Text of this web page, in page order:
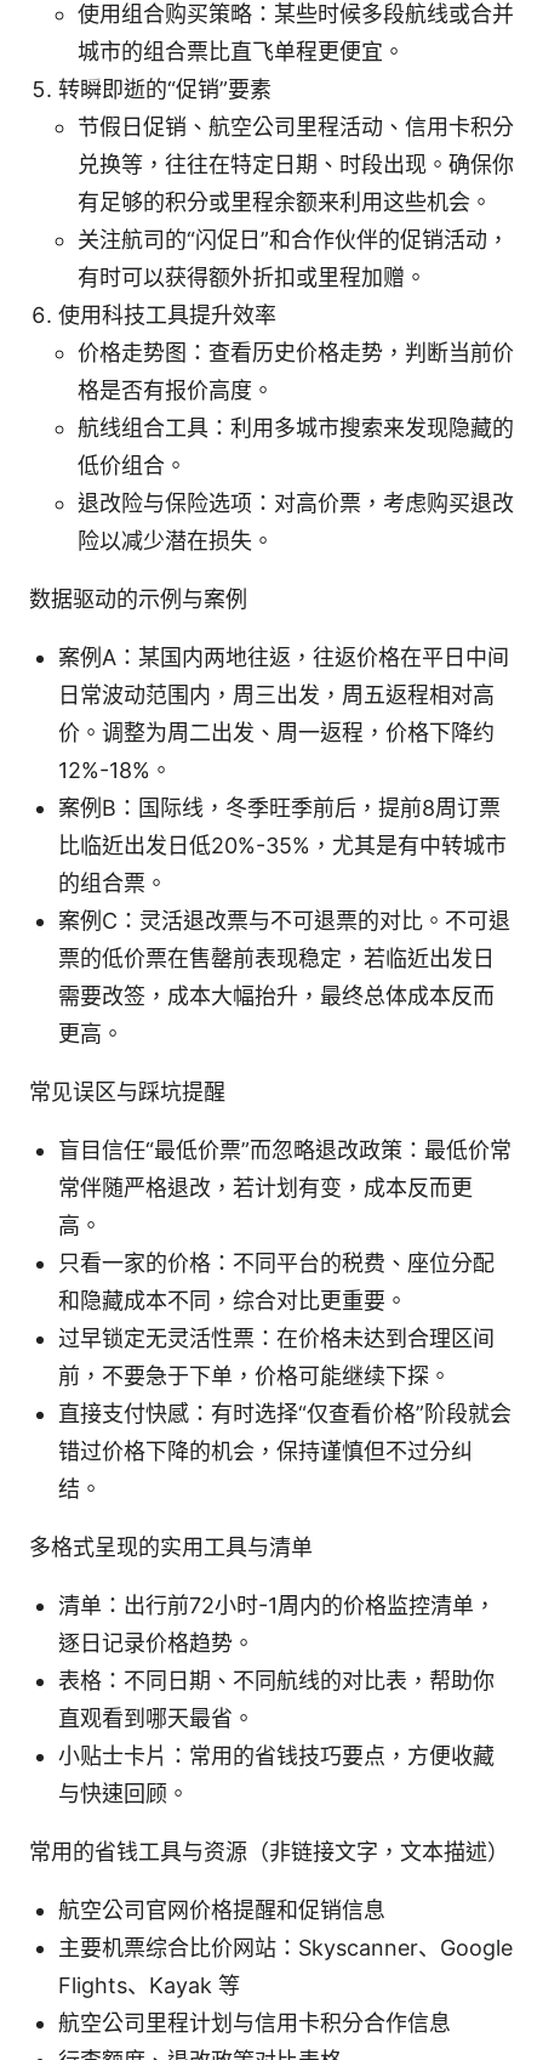
使用组合购买策略：某些时候多段航线或合并
城市的组合票比直飞单程更便宜。
转瞬即逝的“促销”要素
节假日促销、航空公司里程活动、信用卡积分
兑换等，往往在特定日期、时段出现。确保你
有足够的积分或里程余额来利用这些机会。
关注航司的“闪促日”和合作伙伴的促销活动，
有时可以获得额外折扣或里程加赠。
使用科技工具提升效率
价格走势图：查看历史价格走势，判断当前价
格是否有报价高度。
航线组合工具：利用多城市搜索来发现隐藏的
低价组合。
退改险与保险选项：对高价票，考虑购买退改
险以减少潜在损失。
数据驱动的示例与案例
案例A：某国内两地往返，往返价格在平日中间
日常波动范围内，周三出发，周五返程相对高
价。调整为周二出发、周一返程，价格下降约
12%-18%。
案例B：国际线，冬季旺季前后，提前8周订票
比临近出发日低20%-35%，尤其是有中转城市
的组合票。
案例C：灵活退改票与不可退票的对比。不可退
票的低价票在售罄前表现稳定，若临近出发日
需要改签，成本大幅抬升，最终总体成本反而
更高。
常见误区与踩坑提醒
盲目信任“最低价票”而忽略退改政策：最低价常
常伴随严格退改，若计划有变，成本反而更
高。
只看一家的价格：不同平台的税费、座位分配
和隐藏成本不同，综合对比更重要。
过早锁定无灵活性票：在价格未达到合理区间
前，不要急于下单，价格可能继续下探。
直接支付快感：有时选择“仅查看价格”阶段就会
错过价格下降的机会，保持谨慎但不过分纠
结。
多格式呈现的实用工具与清单
清单：出行前72小时-1周内的价格监控清单，
逐日记录价格趋势。
表格：不同日期、不同航线的对比表，帮助你
直观看到哪天最省。
小贴士卡片：常用的省钱技巧要点，方便收藏
与快速回顾。
常用的省钱工具与资源（非链接文字，文本描述）
航空公司官网价格提醒和促销信息
主要机票综合比价网站：Skyscanner、Google
Flights、Kayak 等
航空公司里程计划与信用卡积分合作信息